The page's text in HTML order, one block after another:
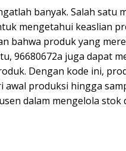
banyak. Salah satu
mengetahui keaslian
bahwa produk yang
96680672a juga dapat
Dengan kode ini,
awal produksi hingga
dalam mengelola stok